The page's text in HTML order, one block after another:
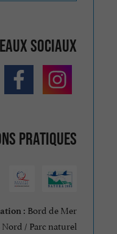
sociaux
pratiques
: Bord de Mer
/ Parc naturel